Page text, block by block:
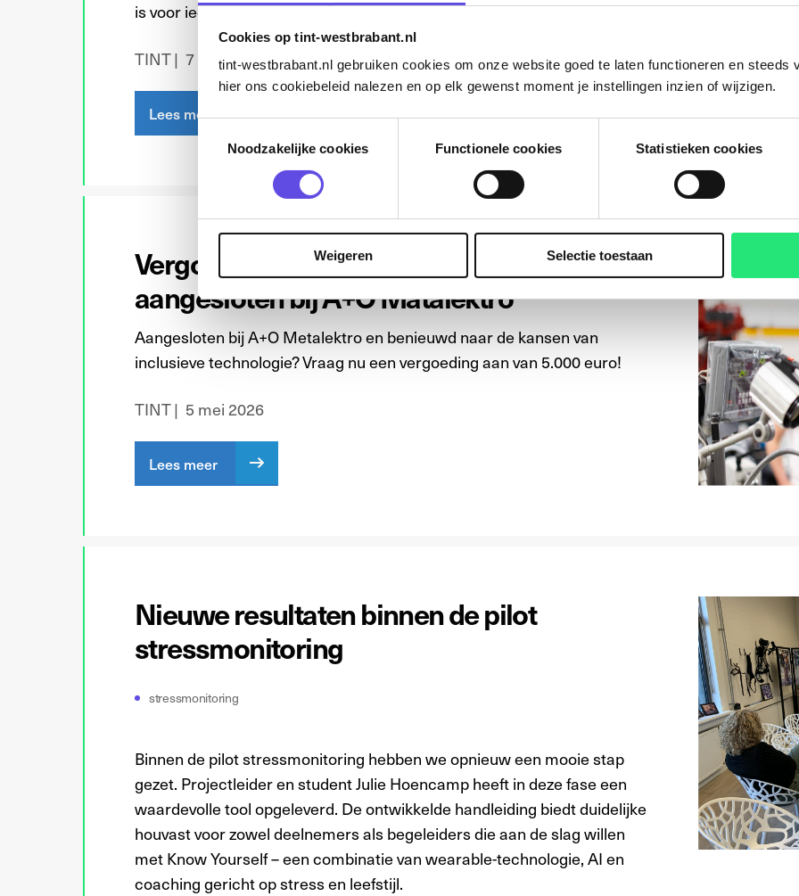
Cookies op tint-westbrabant.nl
tint-westbrabant.nl gebruiken cookies om onze website goed te laten functioneren en steeds
hier ons cookiebeleid nalezen en op elk gewenst moment je instellingen inzien of wijzigen.
Noodzakelijke cookies
Functionele cookies Statistieken cookies
Weigeren Selectie toestaan
is voor iedereen?
TINT 7 mei 2026
Lees meer
Vergoeding van €5000 voor bedrijven
aangesloten bij A+O Matalektro
Aangesloten bij A+O Metalektro en benieuwd naar de kansen van
inclusieve technologie? Vraag nu een vergoeding aan van 5.000 euro!
TINT
5 mei 2026
Lees meer
Nieuwe resultaten binnen de pilot
stressmonitoring
stressmonitoring
Binnen de pilot stressmonitoring hebben we opnieuw een mooie stap
gezet. Projectleider en student Julie Hoencamp heeft in deze fase een
waardevolle tool opgeleverd. De ontwikkelde handleiding biedt duidelijke
houvast voor zowel deelnemers als begeleiders die aan de slag willen
met Know Yourself – een combinatie van wearable-technologie, AI en
coaching gericht op stress en leefstijl.